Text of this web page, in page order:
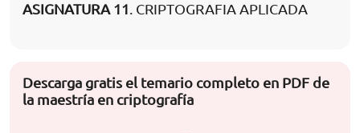
ASIGNATURA 11. CRIPTOGRAFIA APLICADA
Descarga gratis el temario completo en PDF de
la maestría en criptografía